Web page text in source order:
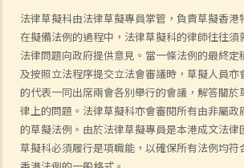
法律草擬科由法律草擬專員掌管，負責草擬香港
在擬備法例的過程中，法律草擬科的律師往往須
法律問題向政府提供意見。當一條法例的最終定
及按照立法程序提交立法會審議時，草擬人員亦
的代表一同出席兩會各別舉行的會議，解答關於
律上的問題。法律草擬科亦會審閱所有由非屬政
的草擬法例。由於法律草擬專員是本港成文法律
草擬科必須履行是項職能，以確保所有法例均符